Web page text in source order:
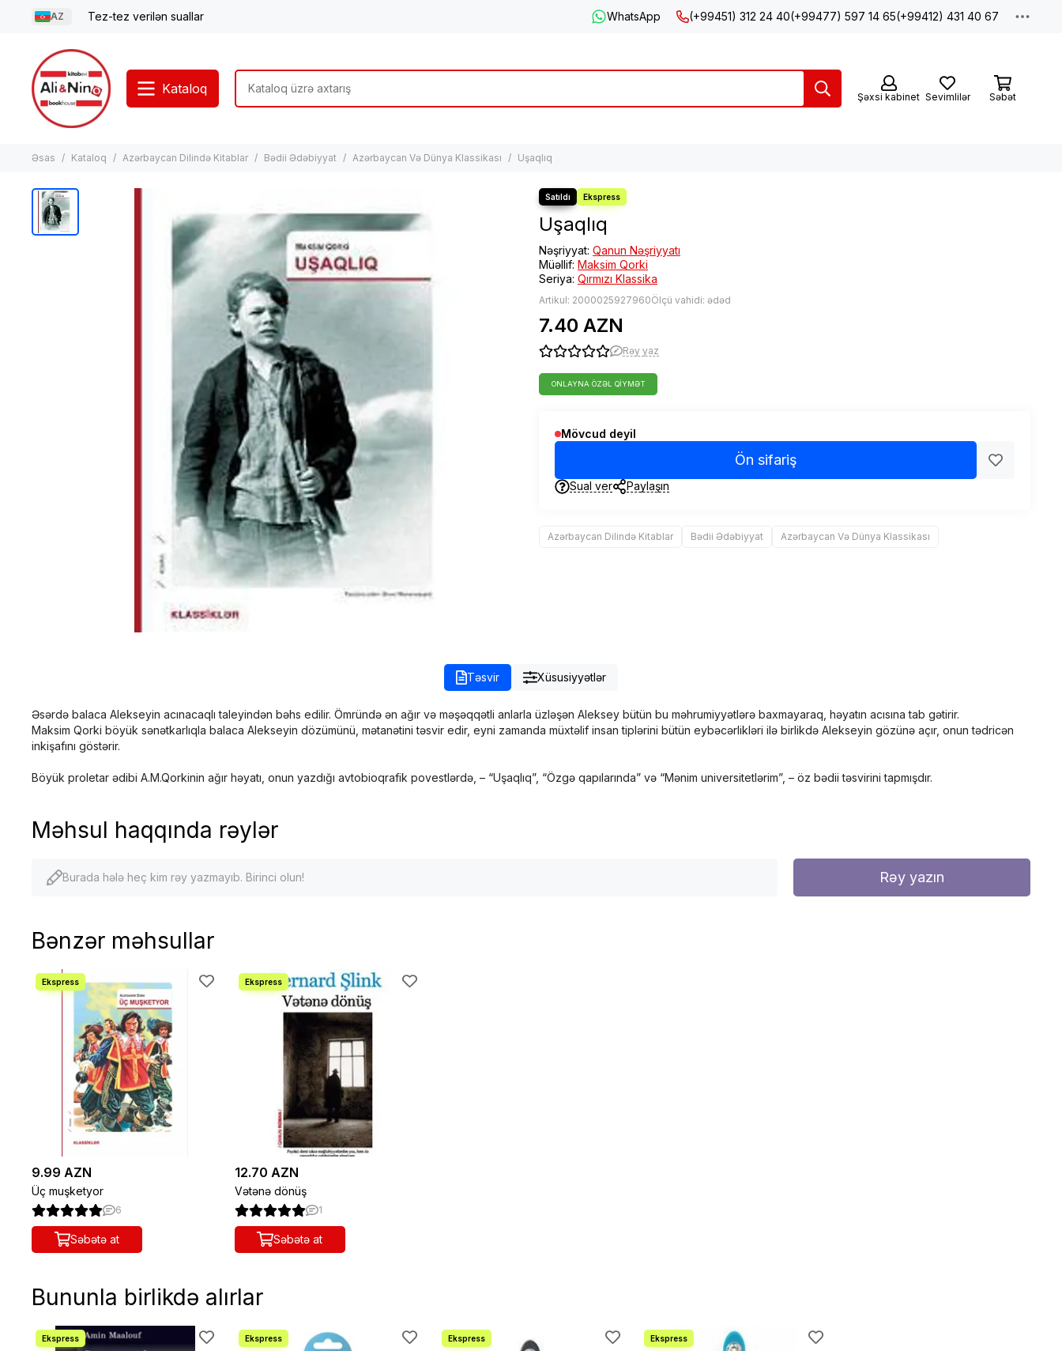
AZ Tez-tez verilən suallar WhatsApp (+99451) 312 24 40(+99477) 597 14 65(+99412) 431 40 67
Kataloq
Şəxsi kabinet Sevimlilər Səbət
Əsas Kataloq Azərbaycan Dilində Kitablar Bədii Ədəbiyyat Azərbaycan Və Dünya Klassikası Uşaqlıq
Uşaqlıq
Nəşriyyat: Qanun Nəşriyyatı
Müəllif: Maksim Qorki
Seriya: Qırmızı Klassika
Artikul: 2000025927960Ölçü vahidi: ədəd
7.40 AZN
Rəy yaz
ONLAYNA ÖZƏL QIYMƏT
Mövcud deyil
Ön sifariş
Sual ver Paylaşın
Azərbaycan Dilində Kitablar Bədii Ədəbiyyat Azərbaycan Və Dünya Klassikası
Təsvir Xüsusiyyətlər
Əsərdə balaca Alekseyin acınacaqlı taleyindən bəhs edilir. Ömründə ən ağır və məşəqqətli anlarla üzləşən Aleksey bütün bu məhrumiyyətlərə baxmayaraq, həyatın acısına tab gətirir.
Maksim Qorki böyük sənətkarlıqla balaca Alekseyin dözümünü, mətanətini təsvir edir, eyni zamanda müxtəlif insan tiplərini bütün eybəcərlikləri ilə birlikdə Alekseyin gözünə açır, onun tədricən
inkişafını göstərir.
Böyük proletar ədibi A.M.Qorkinin ağır həyatı, onun yazdığı avtobioqrafik povestlərdə, – “Uşaqlıq”, “Özgə qapılarında” və “Mənim universitetlərim”, – öz bədii təsvirini tapmışdır.
Məhsul haqqında rəylər
Burada hələ heç kim rəy yazmayıb. Birinci olun! Rəy yazın
Bənzər məhsullar
9.99 AZN
Üç muşketyor
6
Səbətə at
12.70 AZN
Vətənə dönüş
1
Səbətə at
Bununla birlikdə alırlar